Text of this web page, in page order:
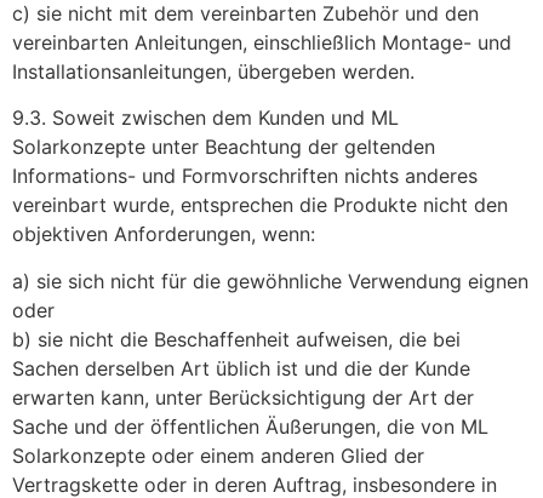
c) sie nicht mit dem vereinbarten Zubehör und den
vereinbarten Anleitungen, einschließlich Montage- und
Installationsanleitungen, übergeben werden.
9.3. Soweit zwischen dem Kunden und ML
Solarkonzepte unter Beachtung der geltenden
Informations- und Formvorschriften nichts anderes
vereinbart wurde, entsprechen die Produkte nicht den
objektiven Anforderungen, wenn:
a) sie sich nicht für die gewöhnliche Verwendung eignen
oder
b) sie nicht die Beschaffenheit aufweisen, die bei
Sachen derselben Art üblich ist und die der Kunde
erwarten kann, unter Berücksichtigung der Art der
Sache und der öffentlichen Äußerungen, die von ML
Solarkonzepte oder einem anderen Glied der
Vertragskette oder in deren Auftrag, insbesondere in